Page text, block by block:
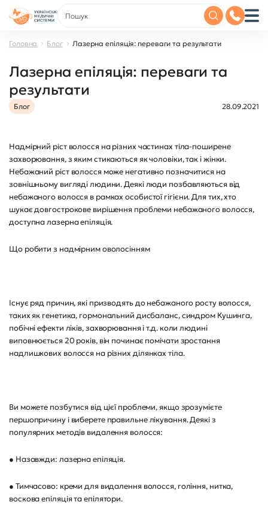
Головна Блог Лазерна епіляція: переваги та результати
Лазерна епіляція: переваги та
результати
Блог 28.09.2021
Надмірний ріст волосся на різних частинах тіла-поширене
захворювання, з яким стикаються як чоловіки, так і жінки.
Небажаний ріст волосся може негативно позначитися на
зовнішньому вигляді людини. Деякі люди позбавляються від
небажаного волосся в рамках особистої гігієни. Для тих, хто
шукає довгострокове вирішення проблеми небажаного волосся,
доступна лазерна епіляція.
Що робити з надмірним оволосінням
Існує ряд причин, які призводять до небажаного росту волосся,
таких як генетика, гормональний дисбаланс, синдром Кушинга,
побічні ефекти ліків, захворювання і т.д. коли людині
виповнюється 20 років, він починає помічати зростання
надлишкових волосся на різних ділянках тіла.
Ви можете позбутися від цієї проблеми, якщо зрозумієте
першопричину і виберете правильне лікування. Деякі з
популярних методів видалення волосся:
● Назавжди: лазерна епіляція.
● Тимчасово: креми для видалення волосся, гоління, нитка,
воскова епіляція та епілятори.